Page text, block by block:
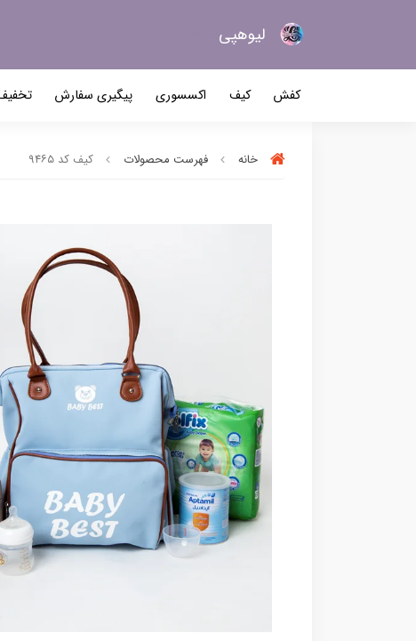
لیو‌هپی
کفش کیف اکسسوری پیگیری سفارش
خانه فهرست محصولات کیف کد ۹۴۶۵